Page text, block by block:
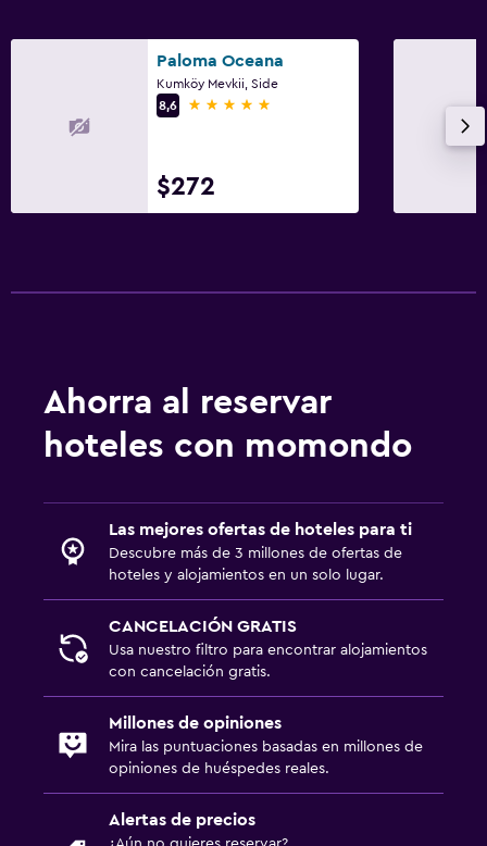
Paloma Oceana
Kumköy Mevkii, Side
8,6
5 estrellas
$272
Ahorra al reservar
hoteles con momondo
Las mejores ofertas de hoteles para ti
Descubre más de 3 millones de ofertas de
hoteles y alojamientos en un solo lugar.
CANCELACIÓN GRATIS
Usa nuestro filtro para encontrar alojamientos
con cancelación gratis.
Millones de opiniones
Mira las puntuaciones basadas en millones de
opiniones de huéspedes reales.
Alertas de precios